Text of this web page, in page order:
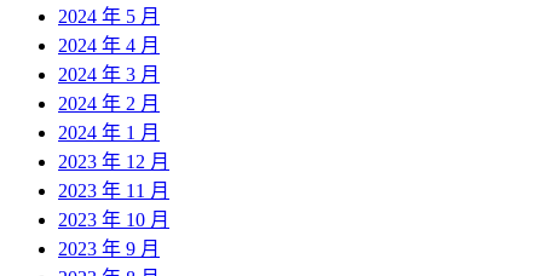
2024 年 5 月
2024 年 4 月
2024 年 3 月
2024 年 2 月
2024 年 1 月
2023 年 12 月
2023 年 11 月
2023 年 10 月
2023 年 9 月